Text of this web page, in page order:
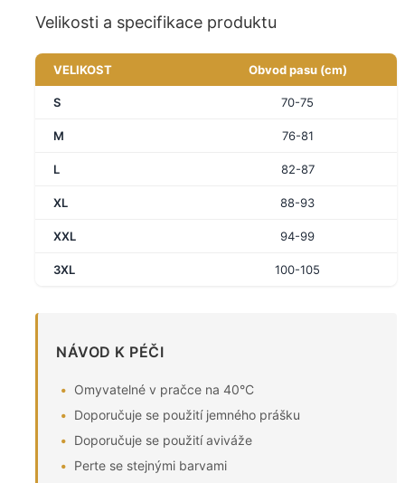
Velikosti a specifikace produktu
VELIKOST Obvod pasu (cm)
S 70-75
M 76-81
L 82-87
XL 88-93
XXL 94-99
3XL 100-105
NÁVOD K PÉČI
Omyvatelné v pračce na 40°C
Doporučuje se použití jemného prášku
Doporučuje se použití aviváže
Perte se stejnými barvami